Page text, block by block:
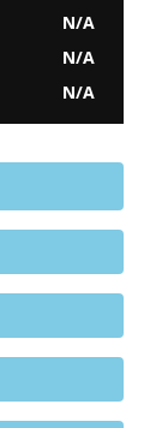
N/A
N/A
N/A